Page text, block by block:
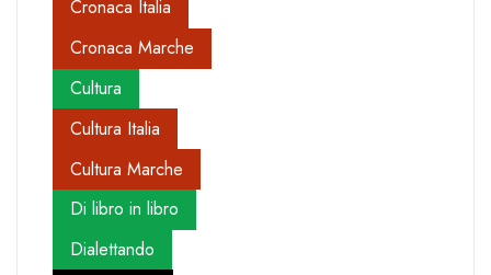
Cronaca Italia
Cronaca Marche
Cultura
Cultura Italia
Cultura Marche
Di libro in libro
Dialettando